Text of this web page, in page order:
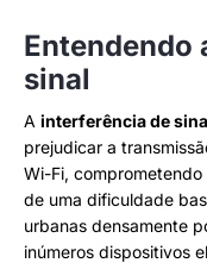
Entendendo
sinal
A interferência de
prejudicar a
Wi-Fi,
de uma dificuldade
urbanas densamente
inúmeros dispositivos